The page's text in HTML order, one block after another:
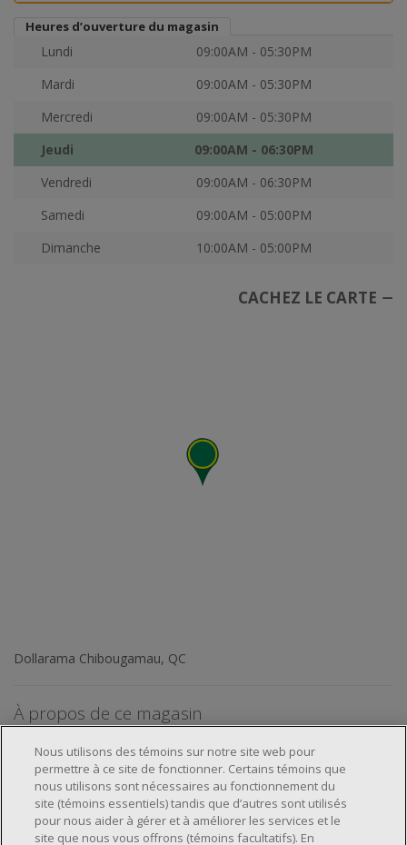
Heures d’ouverture du magasin
Lundi
09:00AM - 05:30PM
Mardi
09:00AM - 05:30PM
Mercredi
09:00AM - 05:30PM
Jeudi
09:00AM - 06:30PM
Vendredi
09:00AM - 06:30PM
Samedi
09:00AM - 05:00PM
Dimanche
10:00AM - 05:00PM
CACHEZ LE CARTE
Dollarama Chibougamau, QC
À propos de ce magasin
À propos de nous
Nous utilisons des témoins sur notre site web pour
permettre à ce site de fonctionner. Certains témoins que
nous utilisons sont nécessaires au fonctionnement du
site (témoins essentiels) tandis que d’autres sont utilisés
pour nous aider à gérer et à améliorer les services et le
site que nous vous offrons (témoins facultatifs). En